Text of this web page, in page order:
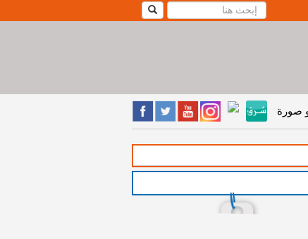
صورة